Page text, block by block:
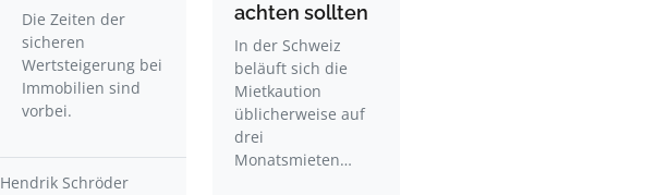
Die Zeiten der
sicheren
Wertsteigerung bei
Immobilien sind
vorbei.
Hendrik Schröder
achten sollten
In der Schweiz
beläuft sich die
Mietkaution
üblicherweise auf
drei
Monatsmieten…